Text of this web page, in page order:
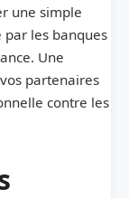
une simple
les banques
Une
partenaires
contre les